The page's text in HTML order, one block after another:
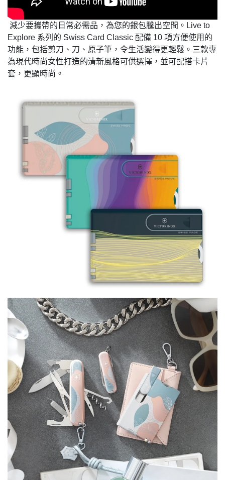
減少要攜帶的日常必需品，為您的包騰出空間。Live to
Explore 系列的 Swiss Card Classic 配備 10 項方便使用的
功能，包括剪刀、刀、原子筆，令生活變得更輕鬆。三款專
為現代時尚女性打造的清新風格可供選擇，並可配搭卡片
套，更顯時尚。
減少要攜帶的日常必需品，為您的銀包騰出空間。Live to
Explore 系列的 Swiss Card Classic 配備 10 項方便使用的
功能，包括剪刀、刀、原子筆，令生活變得更輕鬆。三款專
為現代時尚女性打造的清新風格可供選擇，並可配搭卡片
套，更顯時尚。